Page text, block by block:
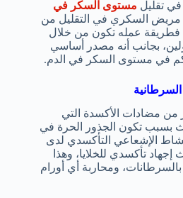
في تقليل مستوى السكر في
مريض السكري في التقليل من
فطريقة عمله تكون من خلال
بجانب أنه مصدر أساسي
في مستوى السكر في الدم.
السرطانية
من مضادات الأكسدة التي
بسبب تكون الجذور الحرة في
الإشعاعي التأكسدي لدى
تأكسدي للخلايا، وهذا
ومحاربة أي أورام